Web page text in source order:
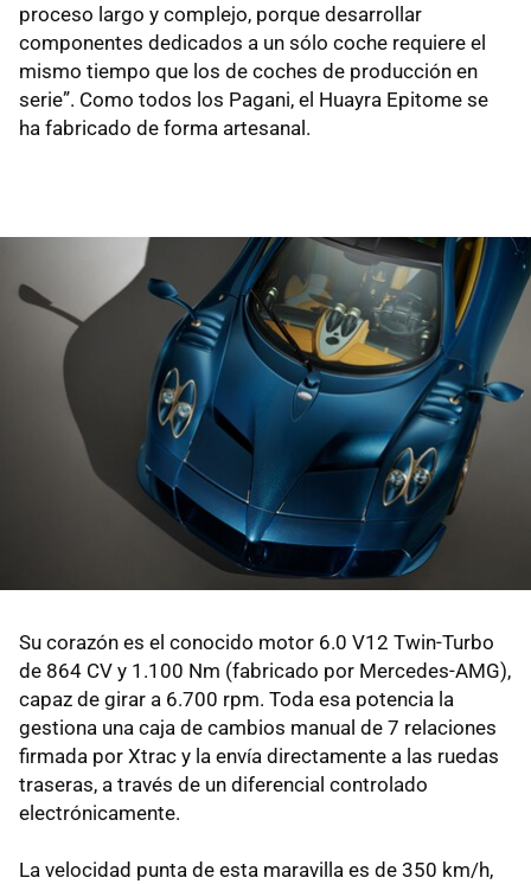
proceso largo y complejo, porque desarrollar
componentes dedicados a un sólo coche requiere el
mismo tiempo que los de coches de producción en
serie”. Como todos los Pagani, el Huayra Epitome se
ha fabricado de forma artesanal.
Su corazón es el conocido motor 6.0 V12 Twin-Turbo
de 864 CV y 1.100 Nm (fabricado por Mercedes-AMG),
capaz de girar a 6.700 rpm. Toda esa potencia la
gestiona una caja de cambios manual de 7 relaciones
firmada por Xtrac y la envía directamente a las ruedas
traseras, a través de un diferencial controlado
electrónicamente.
La velocidad punta de esta maravilla es de 350 km/h,